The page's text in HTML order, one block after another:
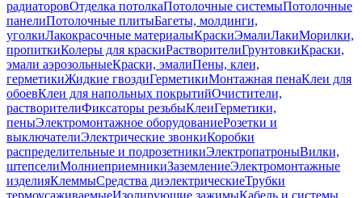
радиаторовОтделка потолкаПотолочные системыПотолочные
панелиПотолочные плитыБагеты, молдинги,
уголкиЛакокрасочные материалыКраскиЭмалиЛакиМорилки,
пропиткиКолеры для краскиРастворителиГрунтовкиКраски,
эмали аэрозольныеКраски, эмалиПены, клеи,
герметикиЖидкие гвоздиГерметикиМонтажная пенаКлеи для
обоевКлеи для напольных покрытийОчистители,
растворителиФиксаторы резьбыКлеиГерметики,
пеныЭлектромонтажное оборудованиеРозетки и
выключателиЭлектрические звонкиКоробки
распределительные и подрозетникиЭлектропатроныВилки,
штепселиМолниеприемникиЗаземлениеЭлектромонтажные
изделияКлеммыСредства диэлектрическиеТрубки
термоусаживаемыеИзолирующие зажимыКабель и системы